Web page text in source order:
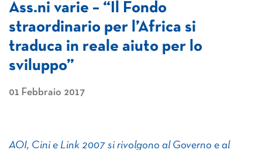
Ass.ni varie – “Il Fondo
straordinario per l’Africa si
traduca in reale aiuto per lo
sviluppo”
01 Febbraio 2017
AOI, Cini e Link 2007 si rivolgono al Governo e al